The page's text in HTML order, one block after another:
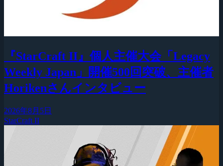
『StarCraft II』個人主催大会「Legacy
Weekly Japan」開催500回突破、主催者
Horikenさんインタビュー
2026年8月5日
StarCraft II